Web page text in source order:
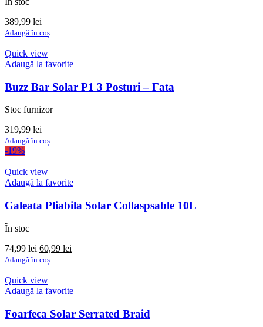
389,99 lei
Adaugă în coș
Quick view
Adaugă la favorite
Buzz Bar Solar P1 3 Posturi – Fata
Stoc furnizor
319,99 lei
Adaugă în coș
-19%
Quick view
Adaugă la favorite
Galeata Pliabila Solar Collaspsable 10L
În stoc
74,99lei Prețul
inițial
fost:
74,99 lei.
60,99 lei
Adaugă în coș
Quick view
Adaugă la favorite
Foarfeca Solar Serrated Braid